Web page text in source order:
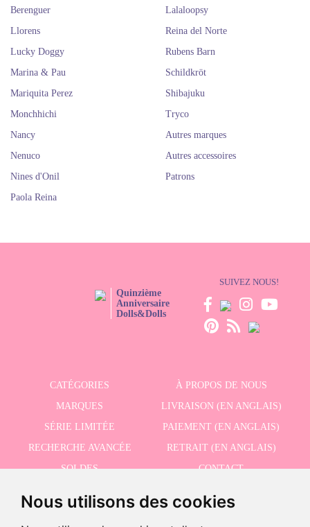
Nous utilisons des cookies
Berenguer
Lalaloopsy
Llorens
Lucky Doggy
Marina & Pau
Mariquita Perez
Monchhichi
Nancy
Nenuco
Nines d'Onil
Paola Reina
Reina del Norte
Rubens Barn
Schildkröt
Shibajuku
Tryco
Autres marques
Autres accessoires
Patrons
Quinzième
Anniversaire
Dolls&Dolls
SUIVEZ NOUS!
CATÉGORIES
À PROPOS DE NOUS
MARQUES
LIVRAISON (EN ANGLAIS)
SÉRIE LIMITÉE
PAIEMENT (EN ANGLAIS)
RECHERCHE AVANCÉE
RETRAIT (EN ANGLAIS)
SOLDES
CONTACT